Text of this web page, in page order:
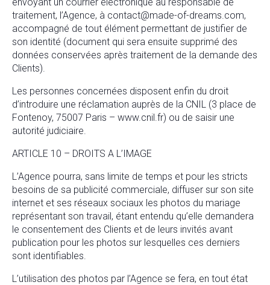
traitement, l’Agence, à contact@made-of-dreams.com,
accompagné de tout élément permettant de justifier de
son identité (document qui sera ensuite supprimé des
données conservées après traitement de la demande des
Clients).
Les personnes concernées disposent enfin du droit
d’introduire une réclamation auprès de la CNIL (3 place de
Fontenoy, 75007 Paris – www.cnil.fr) ou de saisir une
autorité judiciaire.
ARTICLE 10 – DROITS A L’IMAGE
L’Agence pourra, sans limite de temps et pour les stricts
besoins de sa publicité commerciale, diffuser sur son site
internet et ses réseaux sociaux les photos du mariage
représentant son travail, étant entendu qu’elle demandera
le consentement des Clients et de leurs invités avant
publication pour les photos sur lesquelles ces derniers
sont identifiables.
L’utilisation des photos par l’Agence se fera, en tout état